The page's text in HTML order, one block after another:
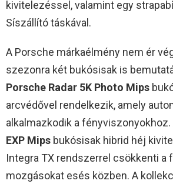
kivitelezéssel, valamint egy
Síszállító táskával.
A Porsche márkaélmény nem ér
szezonra két bukósisak is
Porsche Radar 5K Photo Mips
arcvédővel rendelkezik, amely
alkalmazkodik a fényviszonyokhoz.
EXP Mips bukósisak hibrid héj
Integra TX rendszerrel csökkenti a
mozgásokat esés közben. A